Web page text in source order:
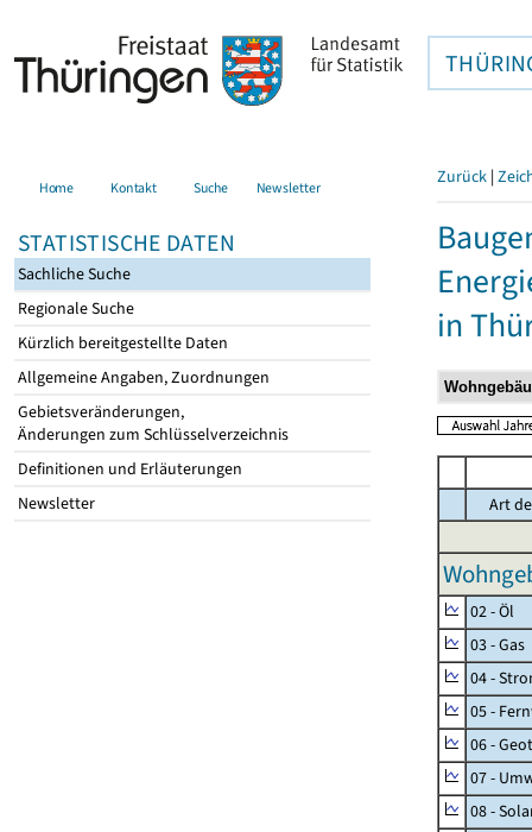
Home Kontakt Suche Newsletter
STATISTISCHE DATEN
Sachliche Suche
Regionale Suche
Kürzlich bereitgestellte Daten
Allgemeine Angaben, Zuordnungen
Gebietsveränderungen,
Änderungen zum Schlüsselverzeichnis
Definitionen und Erläuterungen
Newsletter
Zurück |
in
Art
02 - Öl
03 - Gas
04 -
05 -
06 -
07 -
08 -